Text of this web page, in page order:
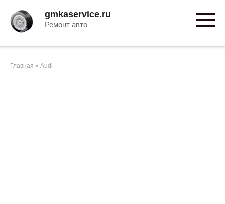
контенту
gmkaservice.ru
Ремонт авто
Главная » Audi